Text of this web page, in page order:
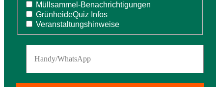
Müllsammel-Benachrichtigungen
GrünheideQuiz Infos
Veranstaltungshinweise